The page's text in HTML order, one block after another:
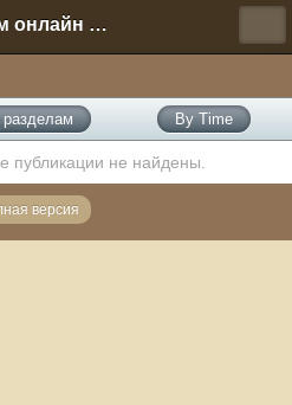
Форум онлайн игры "Новая Эра" (Нюра Биз)
By Time
публикации не найдены.
версия